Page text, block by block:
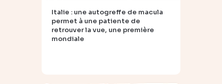
Italie : une autogreffe de macula
permet à une patiente de
retrouver la vue, une première
mondiale